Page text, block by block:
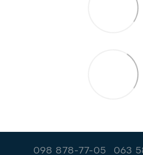
098 878-77-05 063